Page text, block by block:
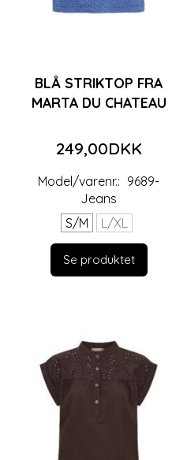
BLÅ STRIKTOP FRA
MARTA DU CHATEAU
249,00DKK
Model/varenr.: 9689-
Jeans
S/M
L/XL
Se produktet